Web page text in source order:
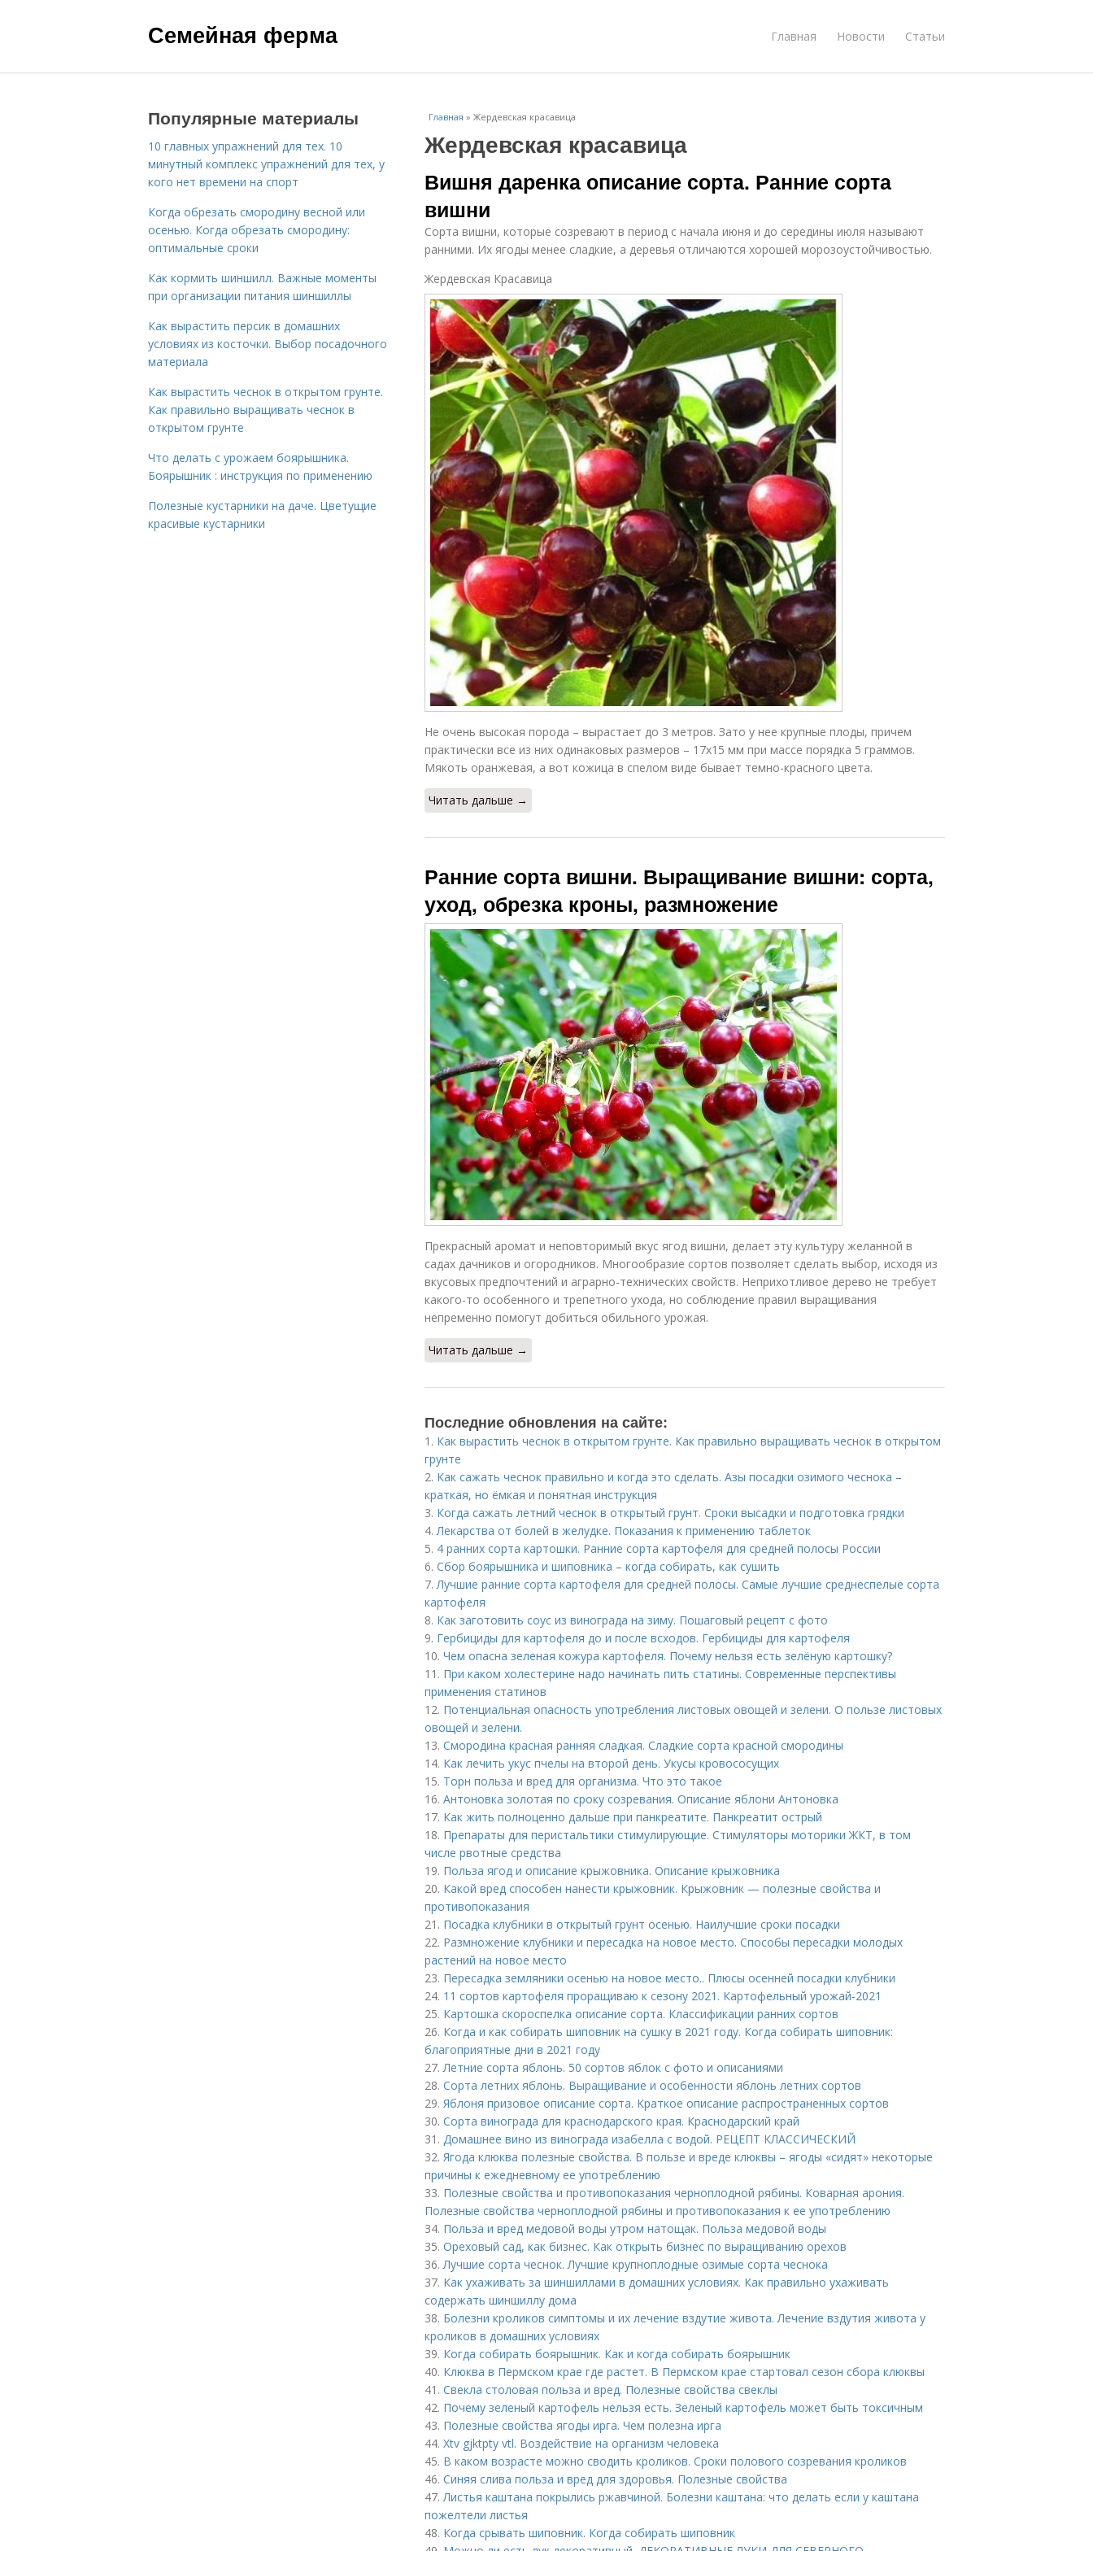
Семейная ферма Главная Новости Статьи
Главная » Жердевская красавица
Жердевская красавица
Вишня даренка описание сорта. Ранние сорта
вишни
Сорта вишни, которые созревают в период с начала июня и до середины июля называют
ранними. Их ягоды менее сладкие, а деревья отличаются хорошей морозоустойчивостью.
Жердевская Красавица
Не очень высокая порода – вырастает до 3 метров. Зато у нее крупные плоды, причем
практически все из них одинаковых размеров – 17х15 мм при массе порядка 5 граммов.
Мякоть оранжевая, а вот кожица в спелом виде бывает темно-красного цвета.
Читать дальше →
Ранние сорта вишни. Выращивание вишни: сорта,
уход, обрезка кроны, размножение
Прекрасный аромат и неповторимый вкус ягод вишни, делает эту культуру желанной в
садах дачников и огородников. Многообразие сортов позволяет сделать выбор, исходя из
вкусовых предпочтений и аграрно-технических свойств. Неприхотливое дерево не требует
какого-то особенного и трепетного ухода, но соблюдение правил выращивания
непременно помогут добиться обильного урожая.
Читать дальше →
Последние обновления на сайте:
1. Как вырастить чеснок в открытом грунте. Как правильно выращивать чеснок в открытом
грунте
2. Как сажать чеснок правильно и когда это сделать. Азы посадки озимого чеснока –
краткая, но ёмкая и понятная инструкция
3. Когда сажать летний чеснок в открытый грунт. Сроки высадки и подготовка грядки
4.Лекарства от болей в желудке. Показания к применению таблеток
5. 4 ранних сорта картошки. Ранние сорта картофеля для средней полосы России
6. Сбор боярышника и шиповника – когда собирать, как сушить
7.Лучшие ранние сорта картофеля для средней полосы. Самые лучшие среднеспелые сорта
картофеля
8. Как заготовить соус из винограда на зиму. Пошаговый рецепт с фото
9. Гербициды для картофеля до и после всходов. Гербициды для картофеля
10. Чем опасна зеленая кожура картофеля. Почему нельзя есть зелёную картошку?
11. При каком холестерине надо начинать пить статины. Современные перспективы
применения статинов
12. Потенциальная опасность употребления листовых овощей и зелени. О пользе листовых
овощей и зелени.
13. Смородина красная ранняя сладкая. Сладкие сорта красной смородины
14. Как лечить укус пчелы на второй день. Укусы кровососущих
15. Торн польза и вред для организма. Что это такое
16. Антоновка золотая по сроку созревания. Описание яблони Антоновка
17. Как жить полноценно дальше при панкреатите. Панкреатит острый
18. Препараты для перистальтики стимулирующие. Стимуляторы моторики ЖКТ, в том
числе рвотные средства
19. Польза ягод и описание крыжовника. Описание крыжовника
20. Какой вред способен нанести крыжовник. Крыжовник — полезные свойства и
противопоказания
21. Посадка клубники в открытый грунт осенью. Наилучшие сроки посадки
22. Размножение клубники и пересадка на новое место. Способы пересадки молодых
растений на новое место
23. Пересадка земляники осенью на новое место.. Плюсы осенней посадки клубники
24. 11 сортов картофеля проращиваю к сезону 2021. Картофельный урожай-2021
25. Картошка скороспелка описание сорта. Классификации ранних сортов
26. Когда и как собирать шиповник на сушку в 2021 году. Когда собирать шиповник:
благоприятные дни в 2021 году
27.Летние сорта яблонь. 50 сортов яблок с фото и описаниями
28. Сорта летних яблонь. Выращивание и особенности яблонь летних сортов
29. Яблоня призовое описание сорта. Краткое описание распространенных сортов
30. Сорта винограда для краснодарского края. Краснодарский край
31. Домашнее вино из винограда изабелла с водой. РЕЦЕПТ КЛАССИЧЕСКИЙ
32. Ягода клюква полезные свойства. В пользе и вреде клюквы – ягоды «сидят» некоторые
причины к ежедневному ее употреблению
33. Полезные свойства и противопоказания черноплодной рябины. Коварная арония.
Полезные свойства черноплодной рябины и противопоказания к ее употреблению
34. Польза и вред медовой воды утром натощак. Польза медовой воды
35. Ореховый сад, как бизнес. Как открыть бизнес по выращиванию орехов
36.Лучшие сорта чеснок. Лучшие крупноплодные озимые сорта чеснока
37. Как ухаживать за шиншиллами в домашних условиях. Как правильно ухаживать
содержать шиншиллу дома
38. Болезни кроликов симптомы и их лечение вздутие живота. Лечение вздутия живота у
кроликов в домашних условиях
39. Когда собирать боярышник. Как и когда собирать боярышник
40. Клюква в Пермском крае где растет. В Пермском крае стартовал сезон сбора клюквы
41. Свекла столовая польза и вред. Полезные свойства свеклы
42. Почему зеленый картофель нельзя есть. Зеленый картофель может быть токсичным
43. Полезные свойства ягоды ирга. Чем полезна ирга
44. Xtv gjktpty vtl. Воздействие на организм человека
45. В каком возрасте можно сводить кроликов. Сроки полового созревания кроликов
46. Синяя слива польза и вред для здоровья. Полезные свойства
47.Листья каштана покрылись ржавчиной. Болезни каштана: что делать если у каштана
пожелтели листья
48. Когда срывать шиповник. Когда собирать шиповник
Популярные материалы
10 главных упражнений для тех. 10
минутный комплекс упражнений для тех, у
кого нет времени на спорт
Когда обрезать смородину весной или
осенью. Когда обрезать смородину:
оптимальные сроки
Как кормить шиншилл. Важные моменты
при организации питания шиншиллы
Как вырастить персик в домашних
условиях из косточки. Выбор посадочного
материала
Как вырастить чеснок в открытом грунте.
Как правильно выращивать чеснок в
открытом грунте
Что делать с урожаем боярышника.
Боярышник : инструкция по применению
Полезные кустарники на даче. Цветущие
красивые кустарники